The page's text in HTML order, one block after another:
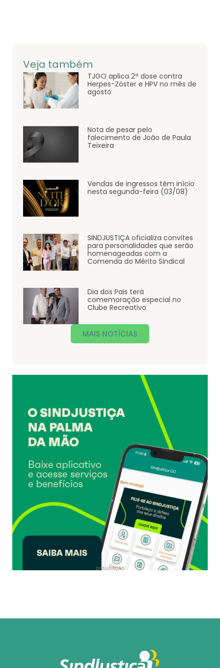
Veja também
TJGO aplica 2ª dose contra
Herpes-Zóster e HPV no mês de
agosto
Nota de pesar pelo
falecimento de João de Paula
Teixeira
Vendas de ingressos têm início
nesta segunda-feira (03/08)
SINDJUSTIÇA oficializa convites
para personalidades que serão
homenageadas com a
Comenda do Mérito Sindical
Dia dos Pais terá
comemoração especial no
Clube Recreativo
MAIS NOTÍCIAS
DIVULGAÇÃO